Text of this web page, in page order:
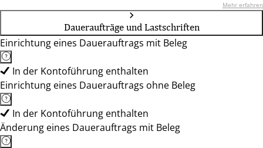
Mehr erfahren
Daueraufträge und Lastschriften
Einrichtung eines Dauerauftrags mit Beleg
In der Kontoführung enthalten
Einrichtung eines Dauerauftrags ohne Beleg
In der Kontoführung enthalten
Änderung eines Dauerauftrags mit Beleg